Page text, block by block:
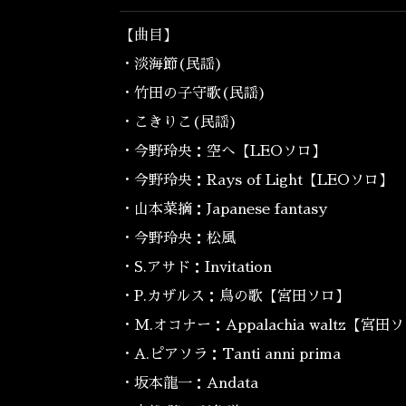
【曲目】
・淡海節(民謡)
・竹田の子守歌(民謡)
・こきりこ(民謡)
・今野玲央：空へ【LEOソロ】
・今野玲央：Rays of Light【LEOソロ】
・山本菜摘：Japanese fantasy
・今野玲央：松風
・S.アサド：Invitation
・P.カザルス：鳥の歌【宮田ソロ】
・M.オコナー：Appalachia waltz【宮田ソ
・A.ピアソラ：Tanti anni prima
・坂本龍一：Andata